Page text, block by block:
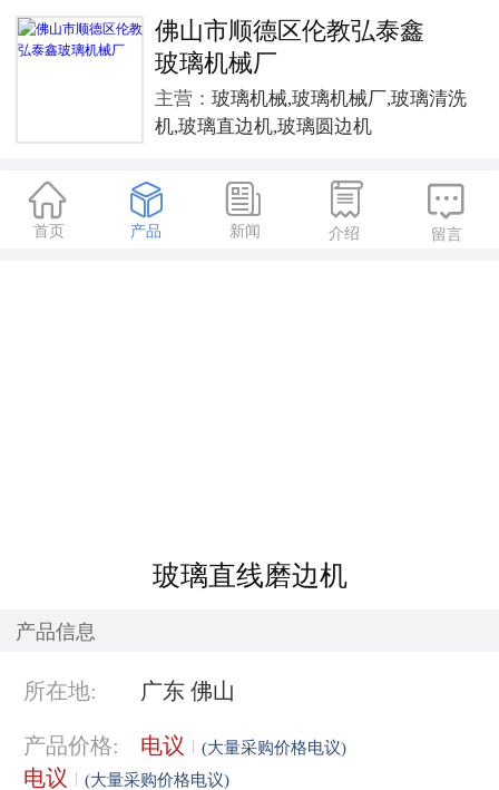
佛山市顺德区伦教弘泰鑫
玻璃机械厂
主营： 玻璃机械,玻璃机械厂,玻璃清洗
机,玻璃直边机,玻璃圆边机

首页

产品

新闻

介绍

留言
玻璃直线磨边机
产品信息
所在地: 广东 佛山
产品价格: 电议 (大量采购价格电议)
电议 (大量采购价格电议)